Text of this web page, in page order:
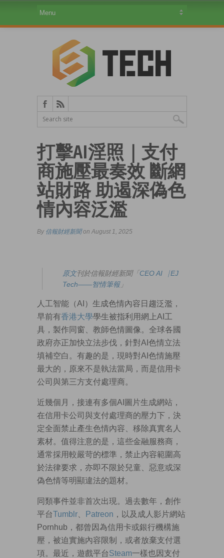
打擊AI淫照｜支付
商施壓最奏效 斷網
站財路 助遏深偽色
情內容泛濫
By 信報財經新聞on August 1, 2025
原文刊於信報財經新聞「CEO AI⎹ EJ
Tech——智情筆報」
人工智能（AI）生成色情內容日趨泛濫，
早前有香港大學學生被指利用網上AI工
具，製作同窗、教師色情圖像。全球各國
政府亦正加快立法步伐，針對AI色情立法
填補空白。有趣的是，現時對AI色情施壓
最大的，原來不是執法當局，而是信用卡
公司與第三方支付處理商。
近幾個月，接連有多個AI圖片生成網站，
在信用卡公司與支付處理商的壓力下，決
定全面禁止產生色情內容、移除真實名人
素材。值得注意的是，這些金融服務商，
通常採用較嚴苛的標準，禁止內容範圍高
於法律要求，亦即不限於兒童、惡意或深
偽色情等明顯違法的題材。
同類事件並非首次出現。過去數年，創作
平台Tumblr Patreon ，以及成人影片網站
Pornhub，都曾因為信用卡或銀行機構施
壓，被迫實施內容限制，或者放棄支付選
項。最近，遊戲平台Steam一樣也因支付